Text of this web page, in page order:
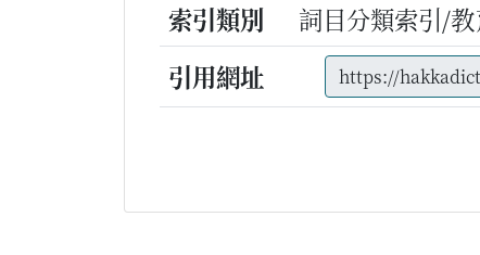
索引類別
詞目分類索引/
引用網址